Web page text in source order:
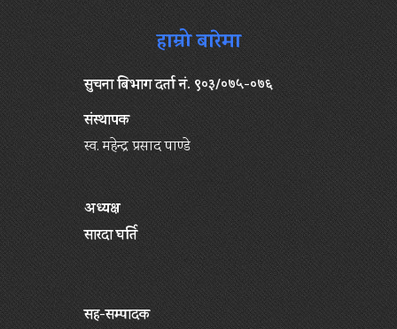
हाम्रो बारेमा
सुचना बिभाग दर्ता नं. ९०३/०७५-०७६
संस्थापक
स्व. महेन्द्र प्रसाद पाण्डे
अध्यक्ष
सारदा घर्ति
सह-सम्पादक